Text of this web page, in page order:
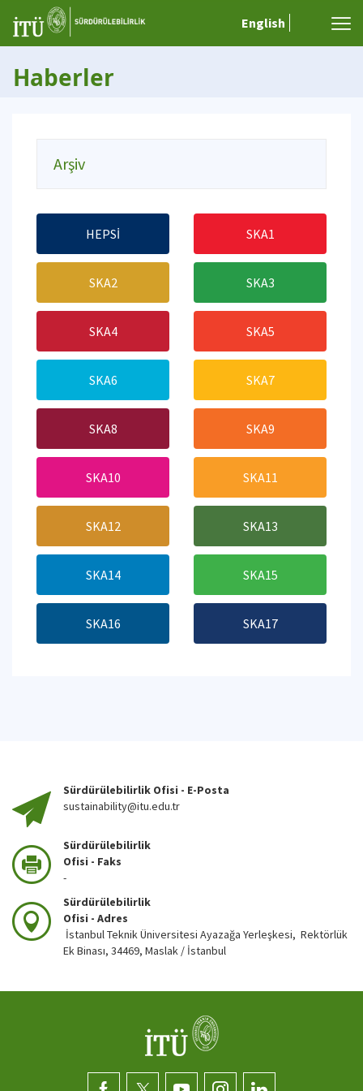
English
Haberler
Arşiv
HEPSİ SKA1
SKA2 SKA3
SKA4 SKA5
SKA6 SKA7
SKA8 SKA9
SKA10 SKA11
SKA12 SKA13
SKA14 SKA15
SKA16 SKA17
Sürdürülebilirlik Ofisi - E-Posta
sustainability@itu.edu.tr
Sürdürülebilirlik
Ofisi - Faks
-
Sürdürülebilirlik
Ofisi - Adres
İstanbul Teknik Üniversitesi Ayazağa Yerleşkesi, Rektörlük
Ek Binası, 34469, Maslak / İstanbul